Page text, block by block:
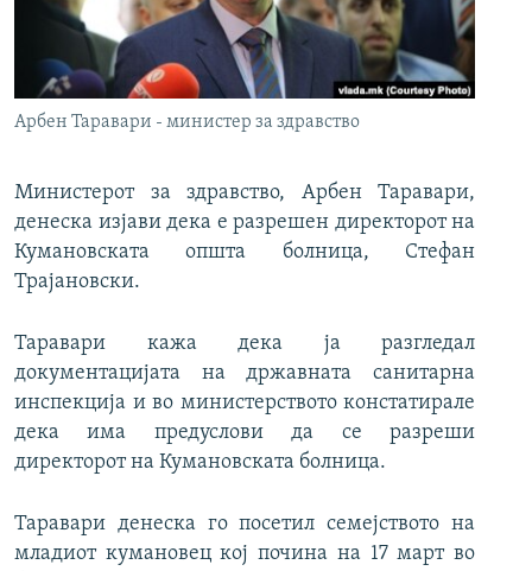
РСЕ веб страници
Арбен Таравари - министер за здравство
Министерот за здравство, Арбен Таравари,
денеска изјави дека е разрешен директорот на
Кумановската општа болница, Стефан
Трајановски.
Таравари кажа дека ја разгледал
документацијата на државната санитарна
инспекција и во министерството констатирале
дека има предуслови да се разреши
директорот на Кумановската болница.
Таравари денеска го посетил семејството на
младиот кумановец кој почина на 17 март во